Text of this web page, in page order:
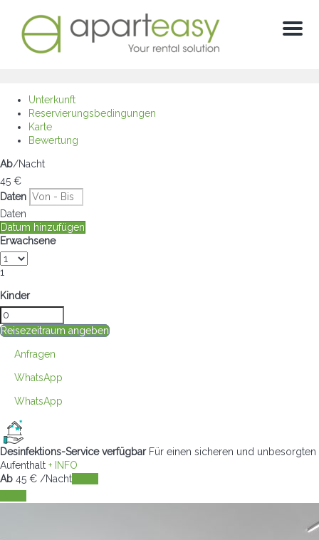
Menu
Unterkunft
Reservierungsbedingungen
Karte
Bewertung
Ab/Nacht
45 €
Daten
Daten
Datum hinzufügen
Erwachsene
1
Kinder
Reisezeitraum angeben
Anfragen
WhatsApp
WhatsApp
Desinfektions-Service verfügbar Für einen sicheren und unbesorgten
Aufenthalt + INFO
Ab 45 € /Nacht